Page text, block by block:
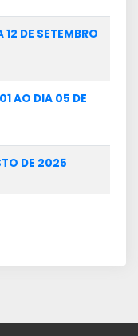
DE SETEMBRO
AO DIA 05 DE
DE 2025